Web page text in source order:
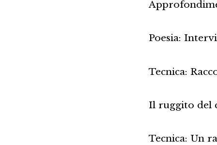
Poesia:
Tecnica:
Il ruggito del
Tecnica: Un